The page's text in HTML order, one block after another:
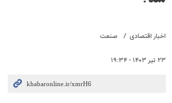
اخبار اقتصادی صنعت
۲۳ تیر ۱۴۰۳ - ۱۹:۳۴